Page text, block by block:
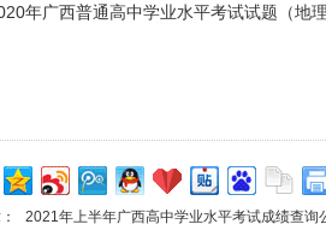
广西普通高中学业水平考试试题（地理
2021年上半年广西高中学业水平考试成绩查询